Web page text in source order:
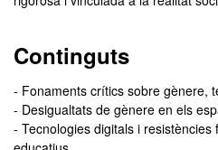
Continguts
- Fonaments crítics sobre gènere,
- Desigualtats de gènere en els
- Tecnologies digitals i